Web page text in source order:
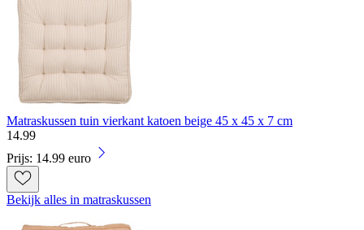
Matraskussen tuin vierkant katoen beige 45 x 45 x 7 cm
14.99
Prijs: 14.99 euro
Bekijk alles in matraskussen